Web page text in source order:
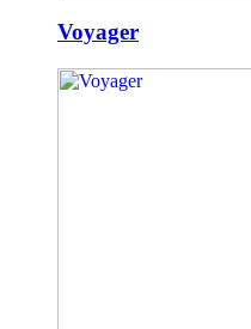
Voyager